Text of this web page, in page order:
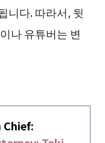
니다. 따라서, 뒷
나 유튜버는 변